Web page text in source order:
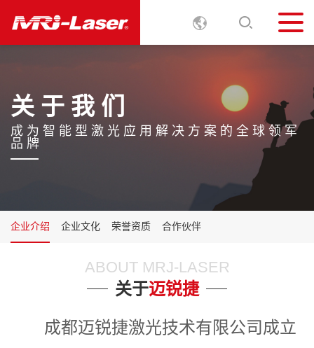
关 于 我 们
成 为 智 能 型 激 光 应 用 解 决 方 案 的 全 球 领 军
品 牌
企业介绍 企业文化 荣誉资质 合作伙伴
ABOUT MRJ-LASER
关于迈锐捷
成都迈锐捷激光技术有限公司成立